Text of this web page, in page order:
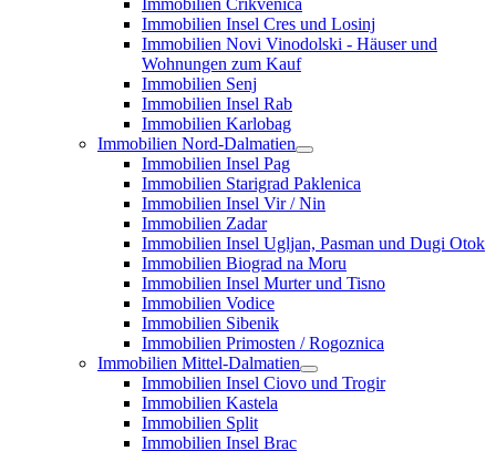
Immobilien Crikvenica
Immobilien Insel Cres und Losinj
Immobilien Novi Vinodolski - Häuser und
Wohnungen zum Kauf
Immobilien Senj
Immobilien Insel Rab
Immobilien Karlobag
Immobilien Nord-Dalmatien
Immobilien Insel Pag
Immobilien Starigrad Paklenica
Immobilien Insel Vir / Nin
Immobilien Zadar
Immobilien Insel Ugljan, Pasman und Dugi Otok
Immobilien Biograd na Moru
Immobilien Insel Murter und Tisno
Immobilien Vodice
Immobilien Sibenik
Immobilien Primosten / Rogoznica
Immobilien Mittel-Dalmatien
Immobilien Insel Ciovo und Trogir
Immobilien Kastela
Immobilien Split
Immobilien Insel Brac